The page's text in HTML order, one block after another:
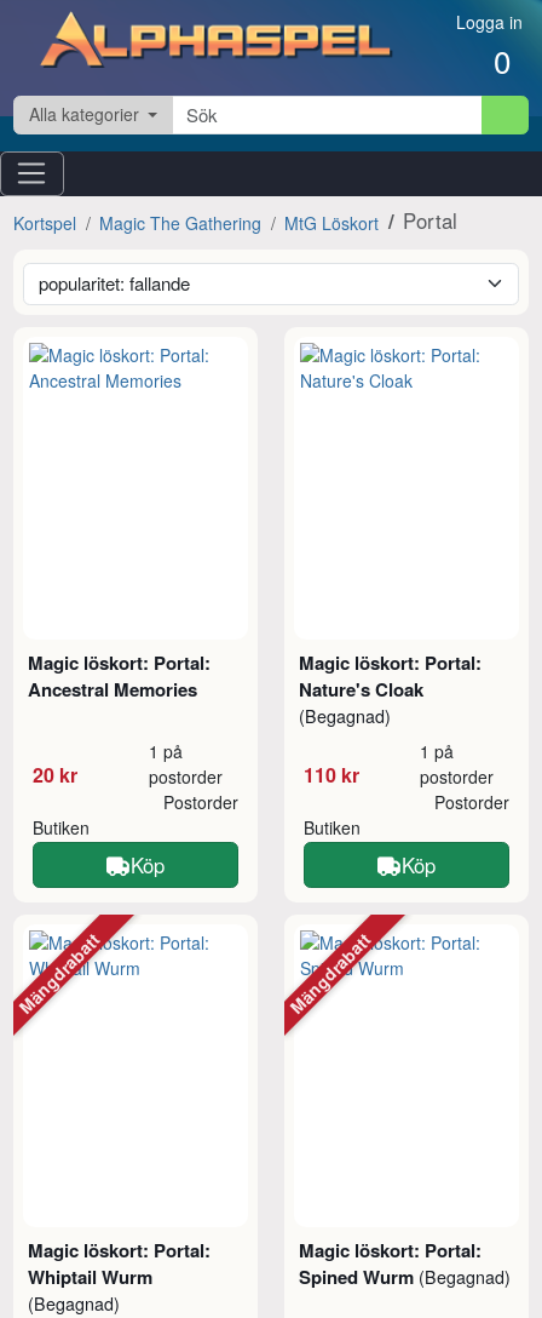
Hoppa till innehåll Logga in
0
Alla kategorier
Kortspel Magic The Gathering MtG Löskort Portal
Magic löskort: Portal:
Ancestral Memories
20 kr
1 på
postorder
Butiken
Postorder
Köp
Magic löskort: Portal:
Nature's Cloak
(Begagnad)
110 kr
1 på
postorder
Butiken
Postorder
Köp
Magic löskort: Portal:
Whiptail Wurm
(Begagnad)
Mängdrabatt
Magic löskort: Portal:
Spined Wurm (Begagnad)
Mängdrabatt